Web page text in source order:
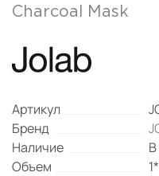
Charcoal Mask
Артикул
Бренд
Наличие
Объем